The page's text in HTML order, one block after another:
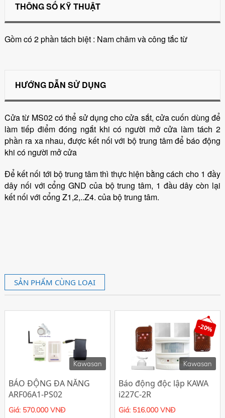
THÔNG SỐ KỸ THUẬT
Gồm có 2 phần tách biệt : Nam châm và công tắc từ
HƯỚNG DẪN SỬ DỤNG
Cửa từ MS02 có thể sử dụng cho cửa sắt, cửa cuốn dùng để
làm tiếp điểm đóng ngắt khi có người mở cửa làm tách 2
phần ra xa nhau, được kết nối với bộ trung tâm để báo động
khi có người mở cửa
Để kết nối tới bộ trung tâm thì thực hiện bằng cách cho 1 đầy
dây nối với cổng GND của bộ trung tâm, 1 đầu dây còn lại
kết nối với cổng Z1,2,..Z4. của bộ trung tâm.
SẢN PHẨM CÙNG LOẠI
Kawasan
BÁO ĐỘNG ĐA NĂNG
ARF06A1-PS02
Giá: 570.000 VNĐ
Kawasan
-20%
Báo động độc lập KAWA
i227C-2R
Giá: 516.000 VNĐ